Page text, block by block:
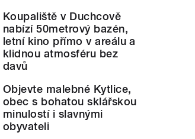
Koupaliště v Duchcově
nabízí 50metrový bazén,
letní kino přímo v areálu a
klidnou atmosféru bez
davů
Objevte malebné Kytlice,
obec s bohatou sklářskou
minulostí i slavnými
obyvateli